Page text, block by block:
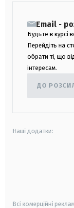
Email -
Будьте в курсі
Перейдіть на
обрати ті, що
інтересам.
ДО
Наші додатки:
Всі комерційні